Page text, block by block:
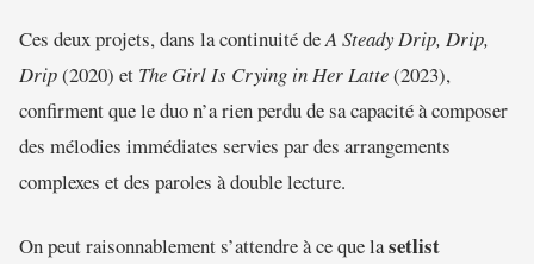
Ces deux projets, dans la continuité deA Steady Drip, Drip,
Drip(2020) et The Girl Is Crying in Her Latte(2023),
confirment que le duo n’a rien perdu de sa capacité à composer
des mélodies immédiates servies par des arrangements
complexes et des paroles à double lecture.
On peut raisonnablement s’attendre à ce que lasetlist